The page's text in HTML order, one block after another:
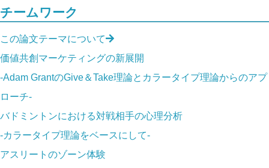
チームワーク
この論文テーマについて
価値共創マーケティングの新展開
-Adam GrantのGive＆Take理論とカラータイプ理論からのアプ
ローチ-
バドミントンにおける対戦相手の心理分析
-カラータイプ理論をベースにして-
アスリートのゾーン体験